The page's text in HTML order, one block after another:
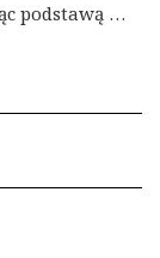
podstawą …